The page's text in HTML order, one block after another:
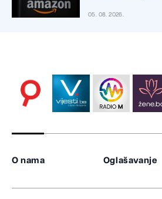
05. 08. 2026.
O nama Oglašavanje